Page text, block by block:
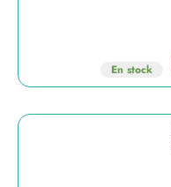
En stock